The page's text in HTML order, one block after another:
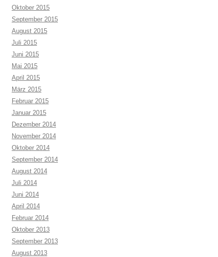
Oktober 2015
September 2015
August 2015
Juli 2015
Juni 2015
Mai 2015
April 2015
März 2015
Februar 2015
Januar 2015
Dezember 2014
November 2014
Oktober 2014
September 2014
August 2014
Juli 2014
Juni 2014
April 2014
Februar 2014
Oktober 2013
September 2013
August 2013